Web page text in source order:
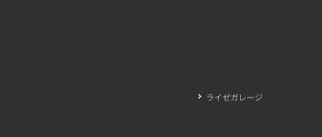
ライゼガレージ